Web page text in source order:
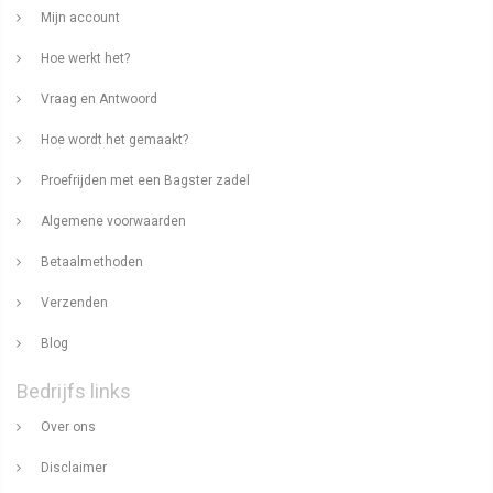
Mijn account
Hoe werkt het?
Vraag en Antwoord
Hoe wordt het gemaakt?
Proefrijden met een Bagster zadel
Algemene voorwaarden
Betaalmethoden
Verzenden
Blog
Bedrijfs links
Over ons
Disclaimer